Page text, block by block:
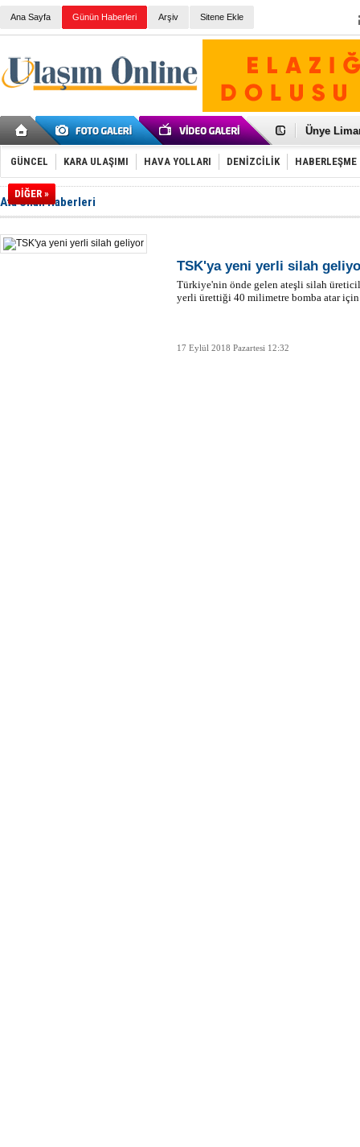
Ana Sayfa Günün Haberleri Arşiv Sitene Ekle
BMW,
Kiralık
Ünye
İzmir-
Otomobil
'Jet uçak'
Rus
GÜNCEL KARA ULAŞIMI HAVA YOLLARI DENİZCİLİK HABERLEŞME
DİĞER »
Ata Silah Haberleri
TSK'ya yeni yerli silah
Türkiye'nin önde gelen ateşli silah
yerli ürettiği 40 milimetre bomba atar için
17 Eylül 2018 Pazartesi 12:32